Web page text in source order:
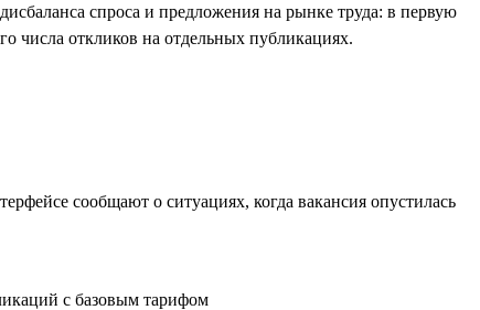
спроса и предложения на рынке труда: в первую
числа откликов на отдельных публикациях.
сообщают о ситуациях, когда вакансия опустилась
с базовым тарифом